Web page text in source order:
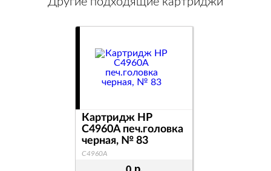
Картридж HP
C4960A печ.головка
черная, № 83
C4960A